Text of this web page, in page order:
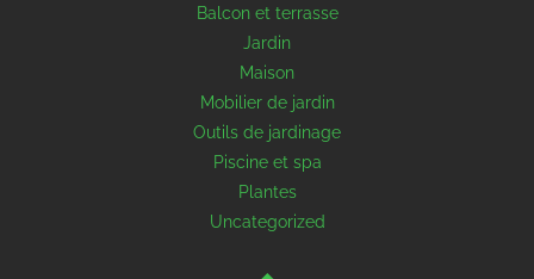
Balcon et terrasse
Jardin
Maison
Mobilier de jardin
Outils de jardinage
Piscine et spa
Plantes
Uncategorized